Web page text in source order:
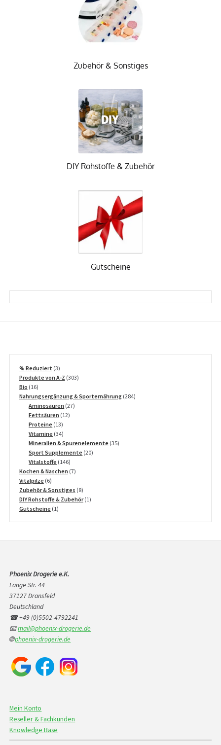
Zubehör & Sonstiges
DIY Rohstoffe & Zubehör
Gutscheine
% Reduziert 33
Produkte
Produkte von A-Z 303303
Bio 1616
Produkte
Nahrungsergänzung & Sporternährung 284284
Aminosäuren 2727
Fettsäuren 1212
Proteine 1313
Produkte
Vitamine 3434
Produkte
Mineralien & Spurenelemente 3535
Sport Supplemente 2020
Vitalstoffe 146146
Produkte
Kochen & Naschen 77
Vitalpilze 66
Produkte
Zubehör & Sonstiges 88
Produkte
DIY Rohstoffe & Zubehör 11
Gutscheine 11
Phoenix Drogerie e.K.
Lange Str. 44
37127 Dransfeld
Deutschland
☎ +49 (0)5502-4792241
📧mail@phoenix-drogerie.de
🌐phoenix-drogerie.de
Mein Konto
Reseller & Fachkunden
Knowledge Base